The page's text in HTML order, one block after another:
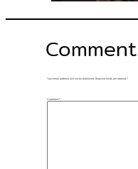
Your email address will not be published. Required fields are marked *
Comment *